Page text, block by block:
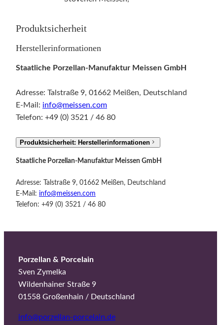
M
h
n
a
n
k
M
e
n
Produktsicherheit
Herstellerinformationen
Staatliche Porzellan-Manufaktur Meissen GmbH
Adresse: Talstraße 9, 01662 Meißen, Deutschland
E-Mail: info@meissen.com
Telefon: +49 (0) 3521 / 46 80
Produktsicherheit: Herstellerinformationen
Staatliche Porzellan-Manufaktur Meissen GmbH
Adresse: Talstraße 9, 01662 Meißen, Deutschland
E-Mail: info@meissen.com
Telefon: +49 (0) 3521 / 46 80
Porzellan & Porcelain
Sven Zymelka
Wildenhainer Straße 9
01558 Großenhain / Deutschland
info@porzellan-porcelain.de